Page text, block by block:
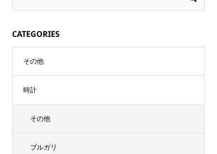
CATEGORIES
その他
時計
その他
ブルガリ